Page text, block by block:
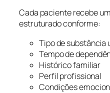
Cada paciente recebe
estruturado conforme:
Tipo de substância
Tempo de
Histórico familiar
Perfil profissional
Condições